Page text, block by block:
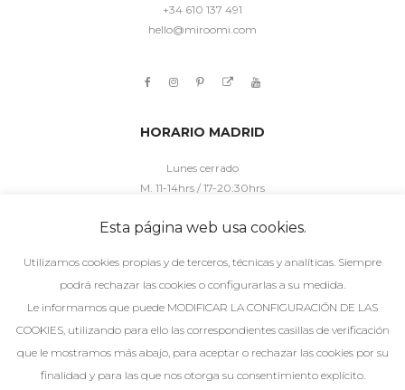
+34 610 137 491
hello@miroomi.com
HORARIO MADRID
Lunes cerrado
M. 11-14hrs / 17-20:30hrs
J. 11-14hrs / 17h-20:30hrs
S. 10:30-14hrs/ 15-20:30hrs
Lunes cerrado
M. 11-14hrs / 17-20:30hrs
Esta página web usa cookies.
Utilizamos cookies propias y de terceros, técnicas y analíticas. Siempre
podrá rechazar las cookies o configurarlas a su medida.
Le informamos que puede MODIFICAR LA CONFIGURACIÓN DE LAS
COOKIES, utilizando para ello las correspondientes casillas de verificación
que le mostramos más abajo, para aceptar o rechazar las cookies por su
finalidad y para las que nos otorga su consentimiento explícito.